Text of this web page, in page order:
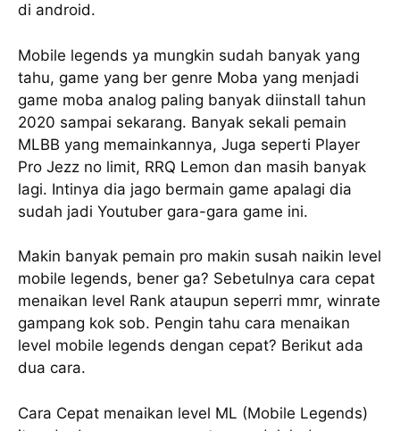
di android.
Mobile legends ya mungkin sudah banyak yang
tahu, game yang ber genre Moba yang menjadi
game moba analog paling banyak diinstall tahun
2020 sampai sekarang. Banyak sekali pemain
MLBB yang memainkannya, Juga seperti Player
Pro Jezz no limit, RRQ Lemon dan masih banyak
lagi. Intinya dia jago bermain game apalagi dia
sudah jadi Youtuber gara-gara game ini.
Makin banyak pemain pro makin susah naikin level
mobile legends, bener ga? Sebetulnya cara cepat
menaikan level Rank ataupun seperri mmr, winrate
gampang kok sob. Pengin tahu cara menaikan
level mobile legends dengan cepat? Berikut ada
dua cara.
Cara Cepat menaikan level ML (Mobile Legends)